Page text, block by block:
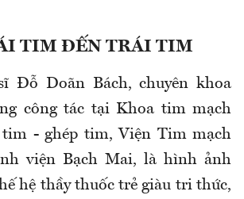
TIM ĐẾN TRÁI TIM
Đỗ Doãn Bách, chuyên khoa
công tác tại Khoa tim mạch
tim - ghép tim, Viện Tim mạch
viện Bạch Mai, là hình ảnh
hệ thầy thuốc trẻ giàu tri thức,